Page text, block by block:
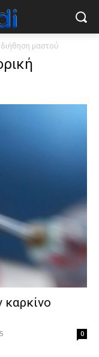
διήθηση μαστού
καρκίνο
0